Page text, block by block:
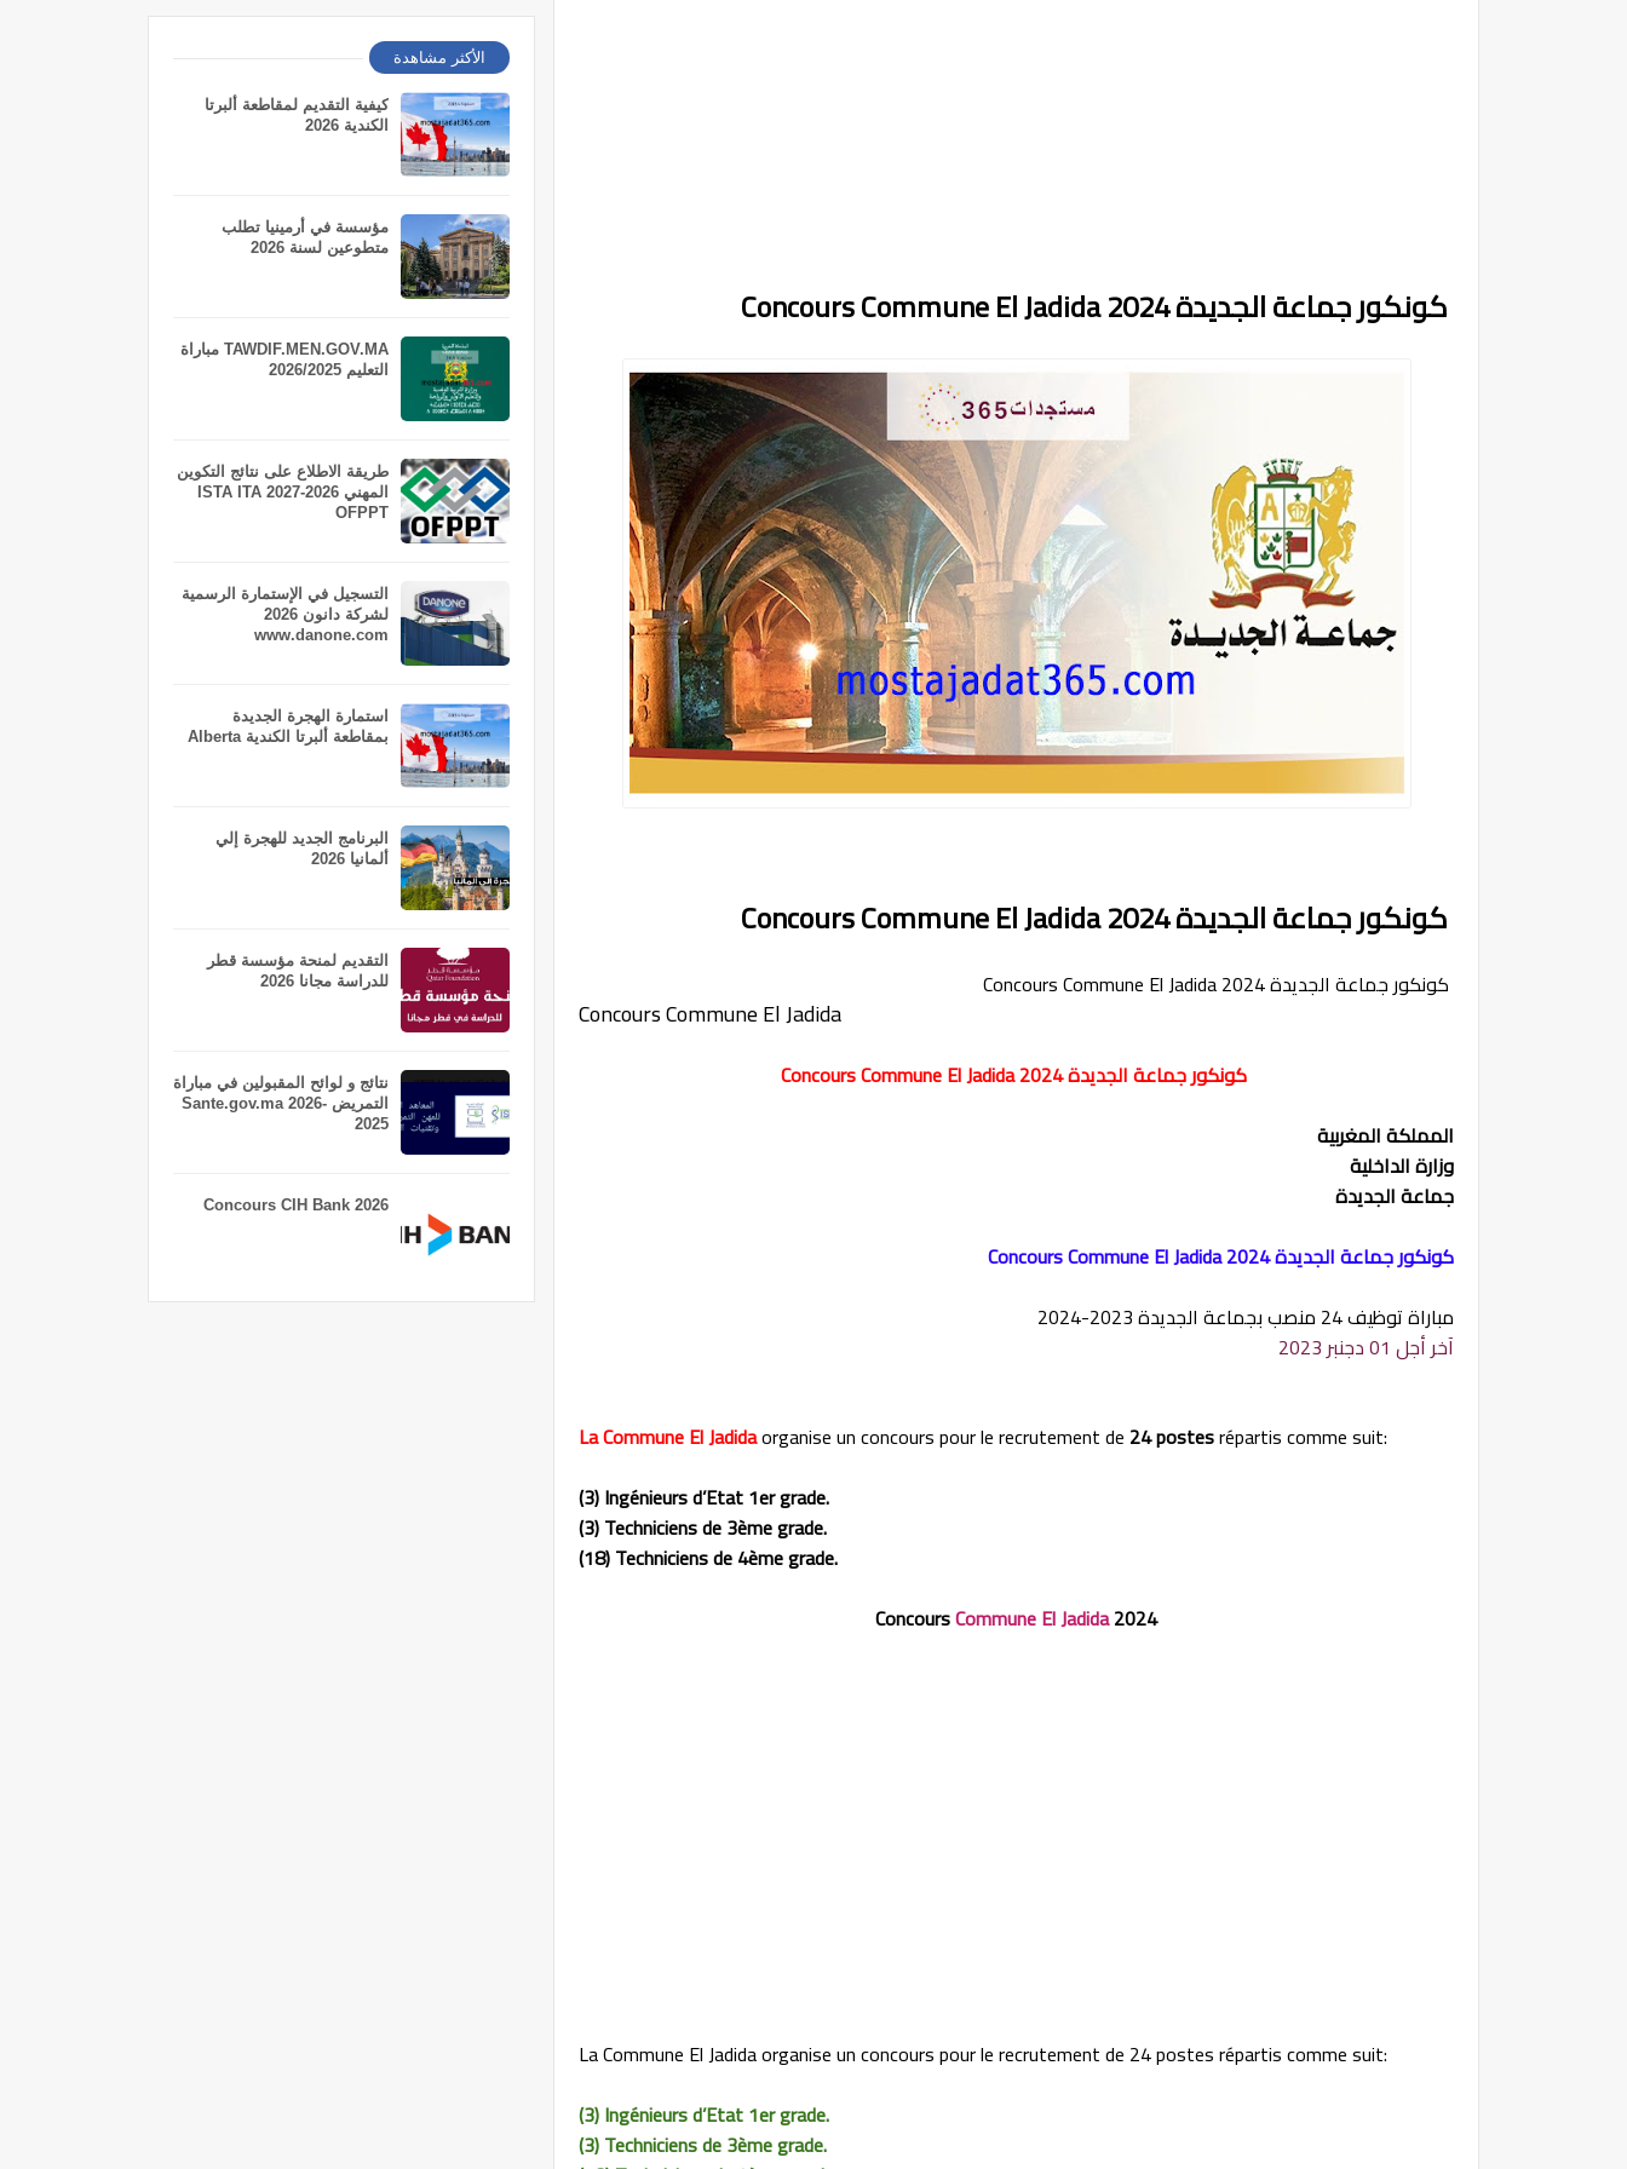
كونكور جماعة الجديدة Concours Commune El Jadida 2024
كونكور جماعة الجديدة Concours Commune El Jadida 2024
كونكور جماعة الجديدة Concours Commune El Jadida 2024
Concours Commune El Jadida
كونكور جماعة الجديدة Concours Commune El Jadida 2024
المملكة المغربية
وزارة الداخلية
جماعة الجديدة
كونكور جماعة الجديدة Concours Commune El Jadida 2024
مباراة توظيف 24 منصب بجماعة الجديدة 2023-2024
آخر أجل 01 دجنبر 2023
La Commune El Jadidaorganise un concours pour le recrutement de 24 postesrépartis comme suit:
(3) Ingénieurs d’Etat 1er grade.
(3) Techniciens de 3ème grade.
(18) Techniciens de 4ème grade.
ConcoursCommune El Jadida2024
La Commune El Jadida organise un concours pour le recrutement de 24 postes répartis comme suit:
(3) Ingénieurs d’Etat 1er grade.
(3) Techniciens de 3ème grade.
الأكثر مشاهدة
كيفية التقديم لمقاطعة ألبرتا
الكندية 2026
مؤسسة في أرمينيا تطلب
متطوعين لسنة 2026
TAWDIF.MEN.GOV.MA مباراة
التعليم 2026/2025
طريقة الاطلاع على نتائج التكوين
المهني 2026-2027 ISTA ITA
OFPPT
التسجيل في الإستمارة الرسمية
لشركة دانون 2026
www.danone.com
استمارة الهجرة الجديدة
بمقاطعة ألبرتا الكندية Alberta
البرنامج الجديد للهجرة إلي
ألمانيا 2026
التقديم لمنحة مؤسسة قطر
للدراسة مجانا 2026
نتائج و لوائح المقبولين في مباراة
التمريض Sante.gov.ma 2026-
2025
Concours CIH Bank 2026